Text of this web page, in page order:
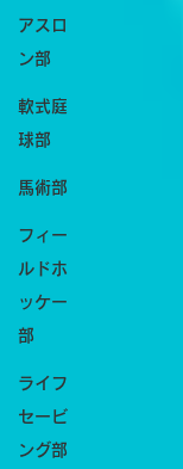
アスロ
ン部
軟式庭
球部
馬術部
フィー
ルドホ
ッケー
部
ライフ
セービ
ング部